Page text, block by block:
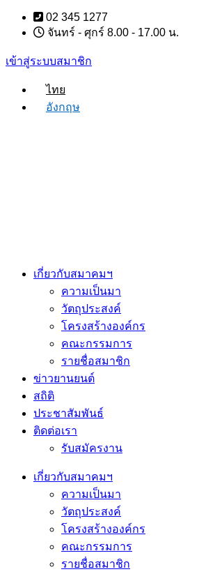
Skip
content
02 345 1277
จันทร์ - ศุกร์ 8.00 - 17.00 น.
เข้าสู่ระบบสมาชิก
ไทย
อังกฤษ
เกี่ยวกับสมาคมฯ
ความเป็นมา
วัตถุประสงค์
โครงสร้างองค์กร
คณะกรรมการ
รายชื่อสมาชิก
ข่าวยานยนต์
สถิติ
ประชาสัมพันธ์
ติดต่อเรา
รับสมัครงาน
เกี่ยวกับสมาคมฯ
ความเป็นมา
วัตถุประสงค์
โครงสร้างองค์กร
คณะกรรมการ
รายชื่อสมาชิก